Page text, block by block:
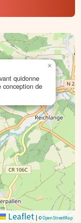
quidonne
conception de
×
Leaflet | © OpenStreetMap